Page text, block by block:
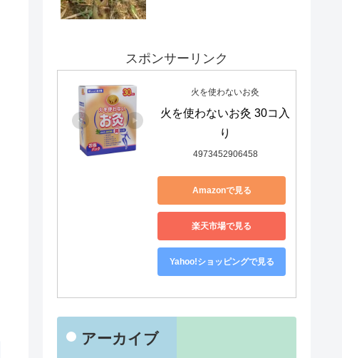
スポンサーリンク
火を使わないお灸
火を使わないお灸 30コ入
り
4973452906458
Amazonで見る
楽天市場で見る
Yahoo!ショッピングで見る
アーカイブ